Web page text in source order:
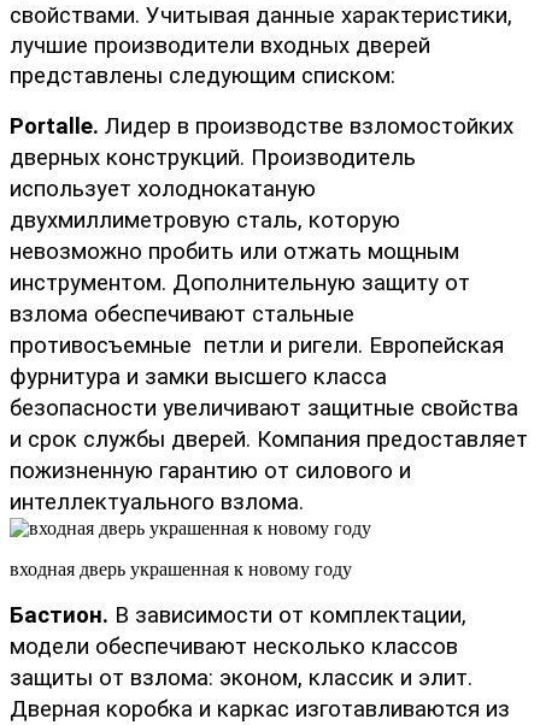
свойствами. Учитывая данные характеристики,
лучшие производители входных дверей
представлены следующим списком:
Portalle. Лидер в производстве взломостойких
дверных конструкций. Производитель
использует холоднокатаную
двухмиллиметровую сталь, которую
невозможно пробить или отжать мощным
инструментом. Дополнительную защиту от
взлома обеспечивают стальные
противосъемные  петли и ригели. Европейская
фурнитура и замки высшего класса
безопасности увеличивают защитные свойства
и срок службы дверей. Компания предоставляет
пожизненную гарантию от силового и
интеллектуального взлома.
входная дверь украшенная к новому году
Бастион. В зависимости от комплектации,
модели обеспечивают несколько классов
защиты от взлома: эконом, классик и элит.
Дверная коробка и каркас изготавливаются из